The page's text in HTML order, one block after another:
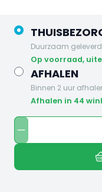
Duurzaam
op voorraad,
AFHALEN
Binnen 2 uur
Afhalen in 44